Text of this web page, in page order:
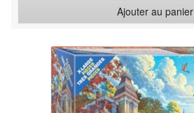
Ajouter au panier